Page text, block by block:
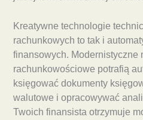
Kreatywne technologie
rachunkowych to tak i
finansowych. Modernistyczne
rachunkowościowe potrafią
księgować dokumenty
walutowe i opracowywać
Twoich finansista otrzymuje